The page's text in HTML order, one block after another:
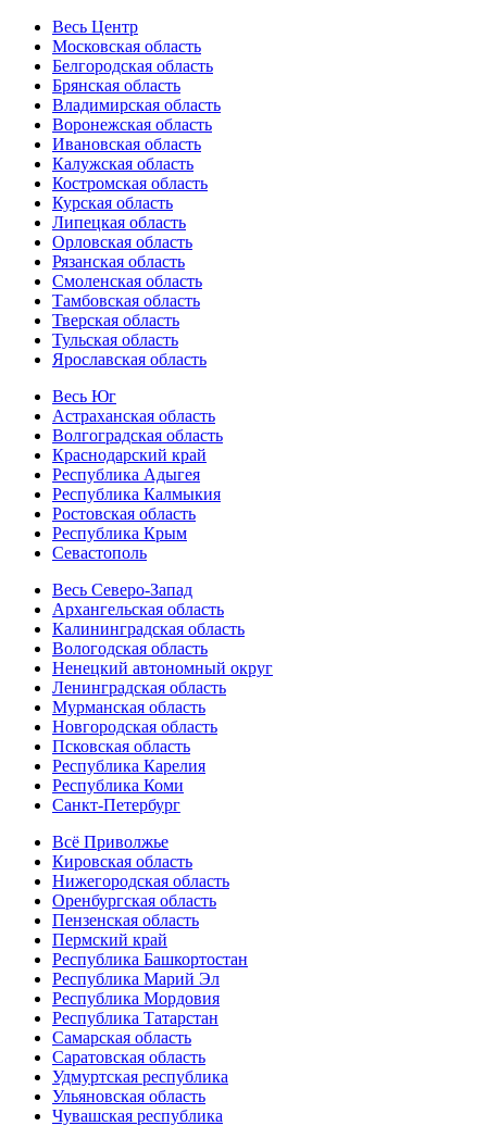
Весь Центр
Московская область
Белгородская область
Брянская область
Владимирская область
Воронежская область
Ивановская область
Калужская область
Костромская область
Курская область
Липецкая область
Орловская область
Рязанская область
Смоленская область
Тамбовская область
Тверская область
Тульская область
Ярославская область
Весь Юг
Астраханская область
Волгоградская область
Краснодарский край
Республика Адыгея
Республика Калмыкия
Ростовская область
Республика Крым
Севастополь
Весь Северо-Запад
Архангельская область
Калининградская область
Вологодская область
Ненецкий автономный округ
Ленинградская область
Мурманская область
Новгородская область
Псковская область
Республика Карелия
Республика Коми
Санкт-Петербург
Всё Приволжье
Кировская область
Нижегородская область
Оренбургская область
Пензенская область
Пермский край
Республика Башкортостан
Республика Марий Эл
Республика Мордовия
Республика Татарстан
Самарская область
Саратовская область
Удмуртская республика
Ульяновская область
Чувашская республика